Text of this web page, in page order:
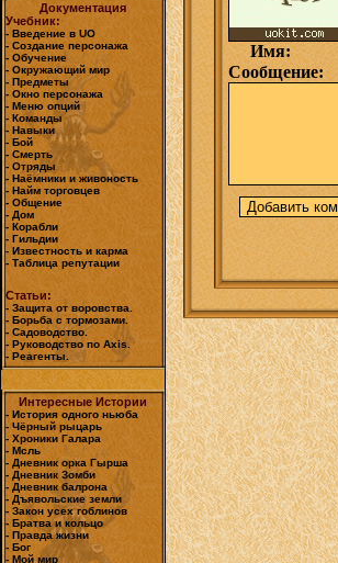
Документация
Учебник:
- Введение в UO
- Создание персонажа
- Обучение
- Окружающий мир
- Предметы
- Окно персонажа
- Меню опций
- Команды
- Навыки
- Бой
- Смерть
- Отряды
- Наёмники и живоность
- Найм торговцев
- Общение
- Дом
- Корабли
- Гильдии
- Известность и карма
- Таблица репутации
Статьи:
- Защита от воровства.
- Борьба с тормозами.
- Садоводство.
- Руководство по Axis.
- Реагенты.
Интересные Истории
- История одного ньюба
- Чёрный рыцарь
- Хроники Галара
- Мсль
- Дневник орка Гырша
- Дневник Зомби
- Дневник балрона
- Дъявольские земли
- Закон усех гоблинов
- Братва и кольцо
- Правда жизни
- Бог
- Мой мир
Имя:
Сообщение: